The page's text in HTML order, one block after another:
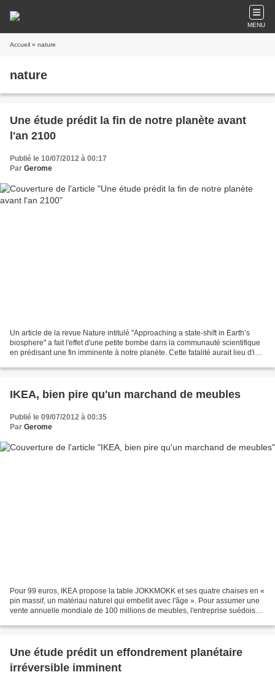
MENU
Accueil » nature
nature
Une étude prédit la fin de notre planète avant
l'an 2100
Publié le 10/07/2012 à 00:17
Par Gerome
Un article de la revue Nature intitulé "Approaching a state-shift in Earth’s
biosphere" a fait l'effet d'une petite bombe dans la communauté scientifique
en prédisant une fin imminente à notre planète. Cette fatalité aurait lieu d'ici
IKEA, bien pire qu'un marchand de meubles
Publié le 09/07/2012 à 00:35
Par Gerome
Pour 99 euros, IKEA propose la table JOKKMOKK et ses quatre chaises en «
pin massif, un matériau naturel qui embellit avec l'âge ». Pour assumer une
vente annuelle mondiale de 100 millions de meubles, l'entreprise suédoise
Une étude prédit un effondrement planétaire
irréversible imminent